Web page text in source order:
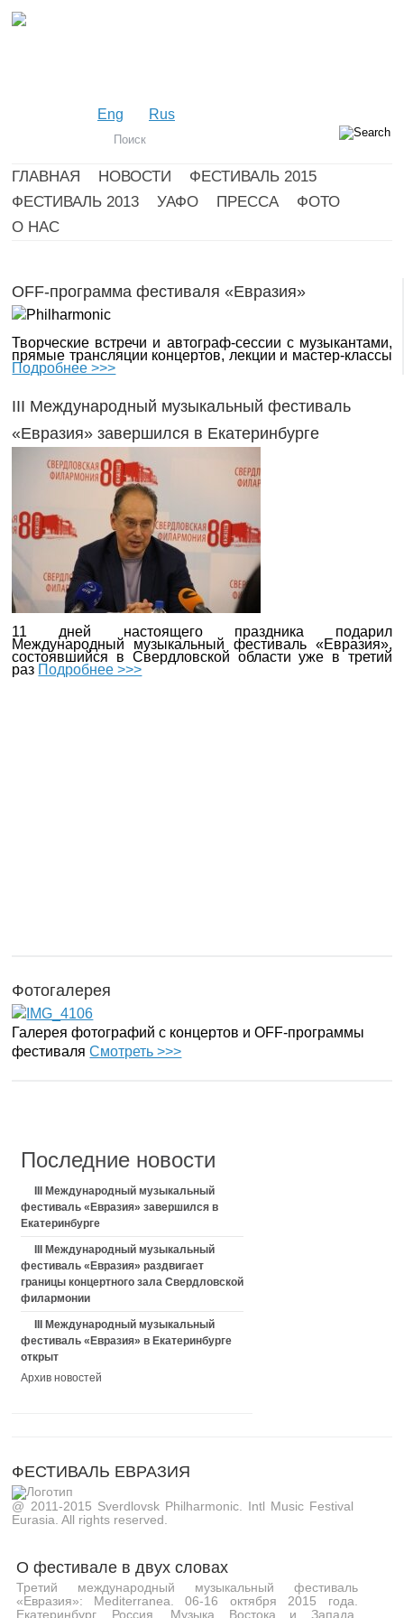
Eng Rus
ГЛАВНАЯ НОВОСТИ
ФЕСТИВАЛЬ 2015
ФЕСТИВАЛЬ 2013
УАФО ПРЕССА
ФОТО
О НАС
OFF-программа фестиваля «Евразия»
Творческие встречи и автограф-сессии с музыкантами,
прямые трансляции концертов, лекции и мастер-классы
Подробнее >>>
III Международный музыкальный фестиваль
«Евразия» завершился в Екатеринбурге
11 дней настоящего праздника подарил
Международный музыкальный фестиваль «Евразия»,
состоявшийся в Свердловской области уже в третий
раз Подробнее >>>
Фотогалерея
Галерея фотографий с концертов и OFF-программы
фестиваляСмотреть >>>
Последние новости
III Международный музыкальный
фестиваль «Евразия» завершился в
Екатеринбурге
III Международный музыкальный
фестиваль «Евразия» раздвигает
границы концертного зала Свердловской
филармонии
III Международный музыкальный
фестиваль «Евразия» в Екатеринбурге
открыт
Архив новостей
ФЕСТИВАЛЬ ЕВРАЗИЯ
@ 2011-2015 Sverdlovsk Philharmonic. Intl Music Festival
Eurasia. All rights reserved.
О фестивале в двух словах
Третий международный музыкальный фестиваль
«Евразия»: Mediterranea. 06-16 октября 2015 года.
Екатеринбург, Россия. Музыка Востока и Запада,